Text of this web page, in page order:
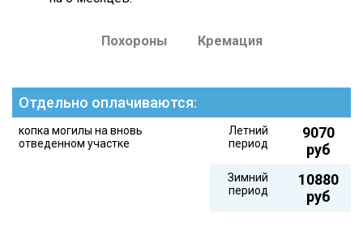
Похороны Кремация
Отдельно оплачиваются:
копка могилы на вновь
отведенном участке
Летний
период
9070
руб
Зимний
период
10880
руб